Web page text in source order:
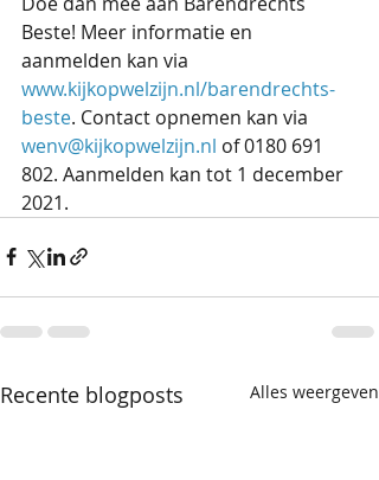
Beste! Meer informatie en
aanmelden kan via
www.kijkopwelzijn.nl/barendrechts-
beste. Contact opnemen kan via
wenv@kijkopwelzijn.nl of 0180 691
802. Aanmelden kan tot 1 december
2021.
Recente blogposts Alles weergeven